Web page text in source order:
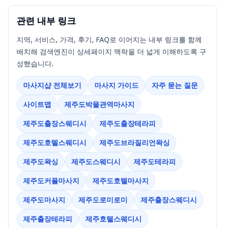
관련 내부 링크
지역, 서비스, 가격, 후기, FAQ로 이어지는 내부 링크를 함께
배치해 검색엔진이 상세페이지 맥락을 더 넓게 이해하도록 구
성했습니다.
마사지샵 전체보기 마사지 가이드
자주 묻는 질문
사이트맵
제주도박물관역마사지
제주도출장스웨디시
제주도출장테라피
제주도호텔스웨디시
제주도브라질리언왁싱
제주도왁싱
제주도스웨디시
제주도테라피
제주도커플마사지
제주도호텔마사지
제주도마사지
제주도로미로미
제주출장스웨디시
제주출장테라피
제주호텔스웨디시